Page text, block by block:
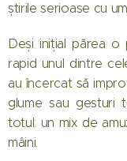
știrile serioase cu
Deși inițial părea o
rapid unul dintre
au încercat să
glume sau gesturi
totul: un mix de
mâini.